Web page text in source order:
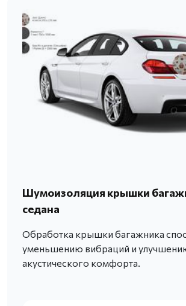
Шумоизоляция крышки
седана
Обработка крышки багажника
уменьшению вибраций и
акустического комфорта.